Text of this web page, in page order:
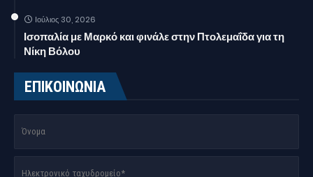
Ιούλιος 30, 2026
Ισοπαλία με Μαρκό και φινάλε στην Πτολεμαΐδα για τη
Νίκη Βόλου
ΕΠΙΚΟΙΝΩΝΙΑ